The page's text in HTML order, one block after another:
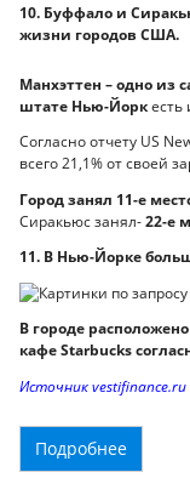
10. Буффало и
жизни городов США.
Манхэттен – одно из
штате Нью-Йоркесть
Согласно отчету US
всего 21,1% от своей
Город занял 11-е
Сиракьюс занял-22-е
11. В Нью-Йорке
В городе
кафе Starbucks
Источник vestifinance.ru
Подробнее